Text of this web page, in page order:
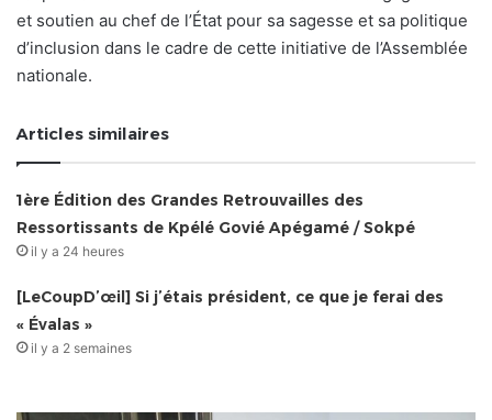
et soutien au chef de l’État pour sa sagesse et sa politique
d’inclusion dans le cadre de cette initiative de l’Assemblée
nationale.
Articles similaires
1ère Édition des Grandes Retrouvailles des
Ressortissants de Kpélé Govié Apégamé / Sokpé
il y a 24 heures
[LeCoupD’œil] Si j’étais président, ce que je ferai des
« Évalas »
il y a 2 semaines